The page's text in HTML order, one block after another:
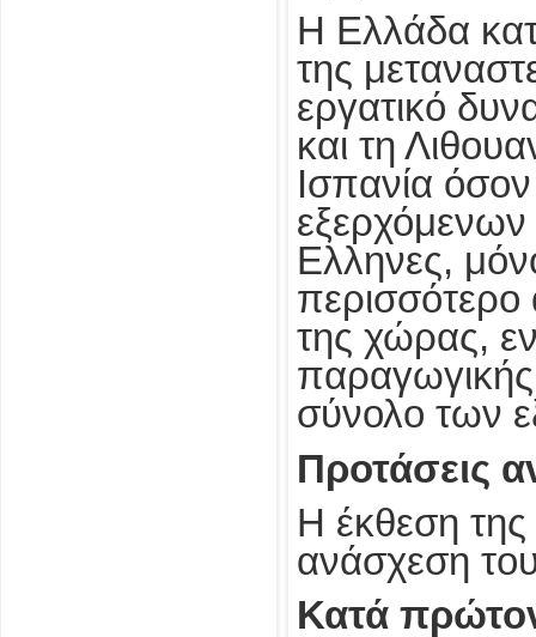
Η Ελλάδα
της
εργατικό
και τη
Ισπανία
εξερχόμενων
Ελληνες,
περισσότερο
της χώρας,
σύνολο των
Προτάσεις
Η έκθεση της
ανάσχεση
Κατά